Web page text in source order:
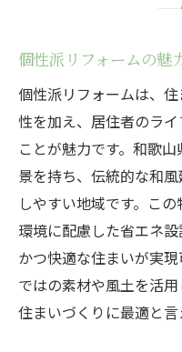
外構にもこだ
和歌山で実践
デザイン重視のリ
デザイン性重
和歌山のト
術
リフォームで
り
個性を活かす
工務店の施工
個性派リフォームの魅
個性派リフォームは、
性を加え、居住者のラ
ことが魅力です。和歌
景を持ち、伝統的な和
しやすい地域です。こ
環境に配慮した省エネ
かつ快適な住まいが実
ではの素材や風土を活
住まいづくりに最適と言